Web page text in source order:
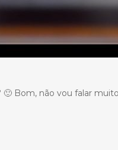
Bom, não vou falar